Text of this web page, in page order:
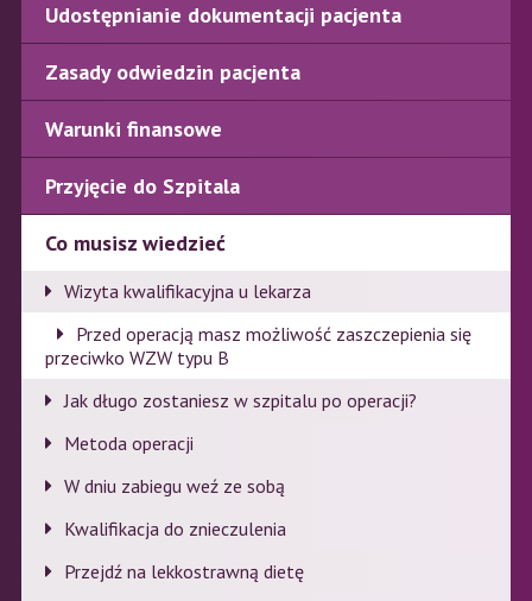
Udostępnianie dokumentacji pacjenta
Zasady odwiedzin pacjenta
Warunki finansowe
Przyjęcie do Szpitala
Co musisz wiedzieć
Wizyta kwalifikacyjna u lekarza
Przed operacją masz możliwość zaszczepienia się
przeciwko WZW typu B
Jak długo zostaniesz w szpitalu po operacji?
Metoda operacji
W dniu zabiegu weź ze sobą
Kwalifikacja do znieczulenia
Przejdź na lekkostrawną dietę